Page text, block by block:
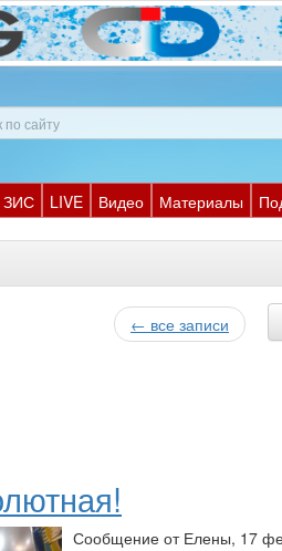
ЗИС LIVE Видео Материалы
← все записи
Сообщение от Елены, 17